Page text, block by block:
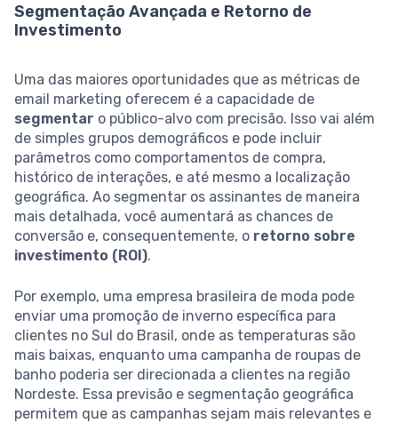
Segmentação Avançada e Retorno de
Investimento
Uma das maiores oportunidades que as métricas de
email marketing oferecem é a capacidade de
segmentar o público-alvo com precisão. Isso vai além
de simples grupos demográficos e pode incluir
parâmetros como comportamentos de compra,
histórico de interações, e até mesmo a localização
geográfica. Ao segmentar os assinantes de maneira
mais detalhada, você aumentará as chances de
conversão e, consequentemente, o retorno sobre
investimento (ROI).
Por exemplo, uma empresa brasileira de moda pode
enviar uma promoção de inverno específica para
clientes no Sul do Brasil, onde as temperaturas são
mais baixas, enquanto uma campanha de roupas de
banho poderia ser direcionada a clientes na região
Nordeste. Essa previsão e segmentação geográfica
permitem que as campanhas sejam mais relevantes e